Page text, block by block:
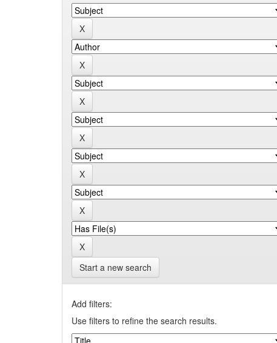
Start a new search
Add filters:
Use filters to refine the search results.